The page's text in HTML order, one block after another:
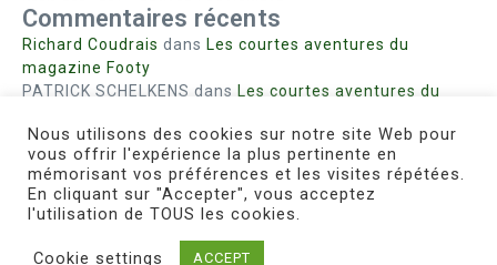
Commentaires récents
Richard Coudrais dans Les courtes aventures du
magazine Footy
PATRICK SCHELKENS dans Les courtes aventures du
Bohn fabiennedans Intrigues sanglantes à Mulhouse
Steph. RUTA dansLust for Nice
MIRMANDdansPieds agiles et champignons
Nous utilisons des cookies sur notre site Web pour
vous offrir l'expérience la plus pertinente en
mémorisant vos préférences et les visites répétées.
En cliquant sur "Accepter", vous acceptez
l'utilisation de TOUS les cookies.
Cookie settings ACCEPT